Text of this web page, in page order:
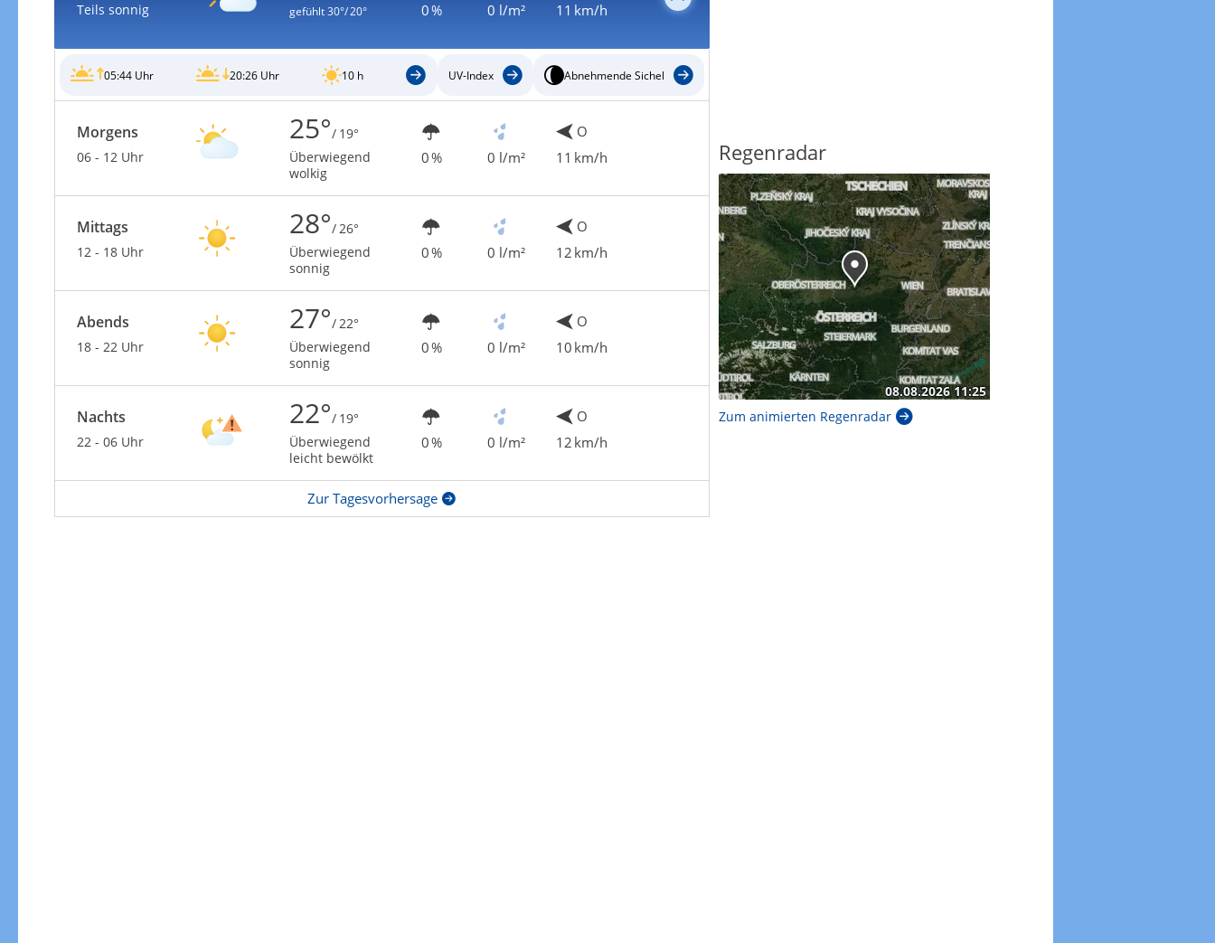
Teils sonnig gefühlt30°/ 20° 0 % 0 l/m²
11 km/h
05:44 Uhr 20:26 Uhr 10 h UV-Index Abnehmende Sichel
Morgens
06 - 12 Uhr
25°/ 19°
Überwiegend
wolkig
0 % 0 l/m²
O
11 km/h
Mittags
12 - 18 Uhr
28°/ 26°
Überwiegend
sonnig
0 % 0 l/m²
O
12 km/h
Abends
18 - 22 Uhr
27°/ 22°
Überwiegend
sonnig
0 % 0 l/m²
O
10 km/h
Nachts
22 - 06 Uhr
22°/ 19°
Überwiegend
leicht bewölkt
0 % 0 l/m²
O
12 km/h
Zur Tagesvorhersage
Regenradar
Zum animierten Regenradar